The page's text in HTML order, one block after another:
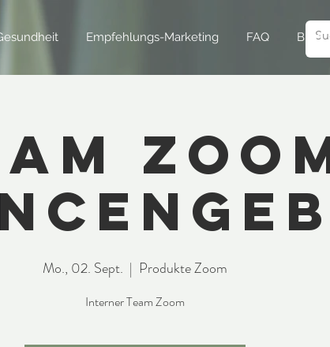
Empfehlungs-Marketing FAQ Blog
Mo., 02. Sept.
  |
Produkte Zoom
Interner Team Zoom